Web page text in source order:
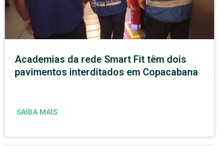
Academias da rede Smart Fit têm dois
pavimentos interditados em Copacabana
SAIBA MAIS